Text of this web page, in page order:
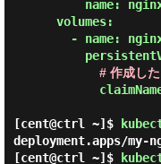
# 作成し
[cent@ctrl ~]$
deployment.apps/my-
[cent@ctrl ~]$